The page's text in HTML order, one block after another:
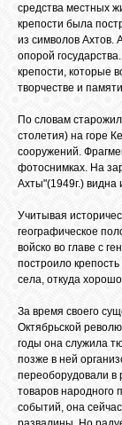
GOOGLE+
средства местных
крепости была
из символов
опорой
крепости, которые
творчестве и
По словам
столетия) на горе
сооружений.
фотоснимках. На
Ахты"(1949г.) видна
Учитывая
географическое
войско во главе с
построило
села, откуда
За время своего
Октябрьской
годы она служила
позже в ней
переоборудовали в
товаров народного
событий, она